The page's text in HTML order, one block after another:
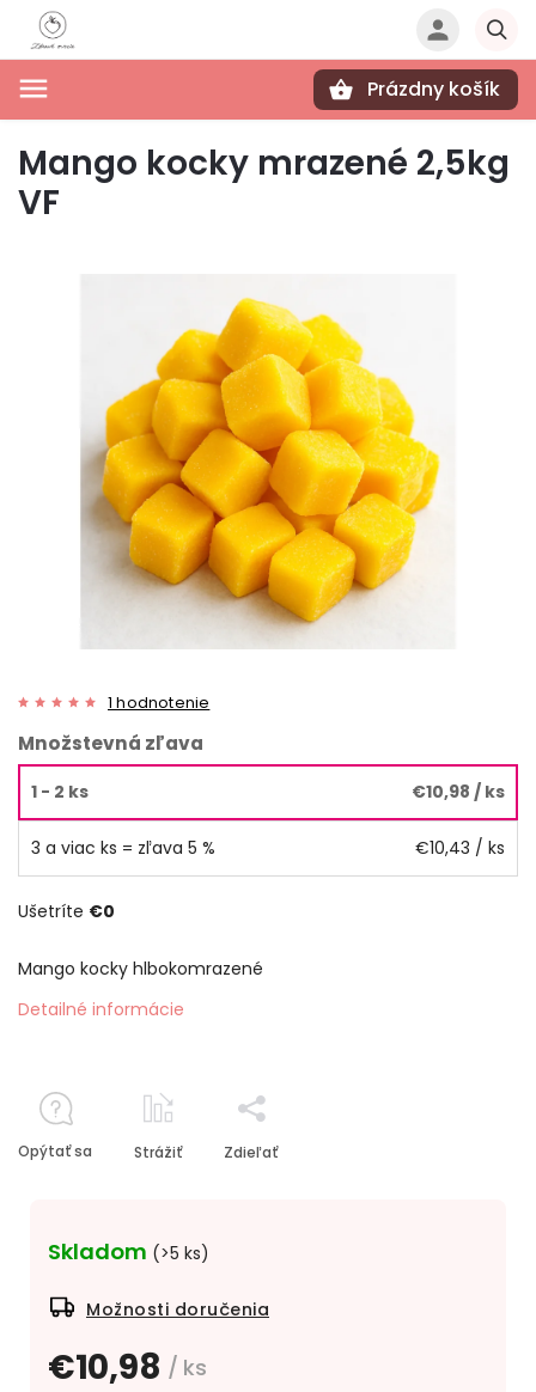
Prázdny košík
Mango kocky mrazené 2,5kg
VF
1 hodnotenie
€10,98 / ks
Skladom (>5 ks)
Možnosti doručenia
Množstevná zľava
1 - 2 ks €10,98 / ks
3 a viac ks = zľava 5 % €10,43 / ks
Ušetríte €0
Mango kocky hlbokomrazené
Detailné informácie
Opýtať sa Strážiť Zdieľať